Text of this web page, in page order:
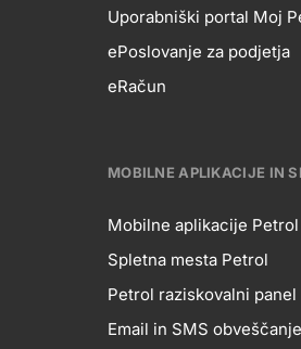
Uporabniški portal Moj
ePoslovanje za podjetja
eRačun
MOBILNE APLIKACIJE IN
Mobilne aplikacije Petrol
Spletna mesta Petrol
Petrol raziskovalni panel
Email in SMS obveščanje